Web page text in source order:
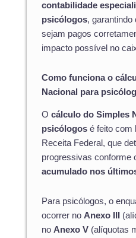
contabilidade
psicólogos, garantindo
sejam pagos
impacto possível no
Como funciona o
Nacional para
O cálculo do Simples
psicólogos é feito com
Receita Federal, que
progressivas conforme
acumulado nos
Para psicólogos, o
ocorrer no Anexo III
no Anexo V (alíquotas